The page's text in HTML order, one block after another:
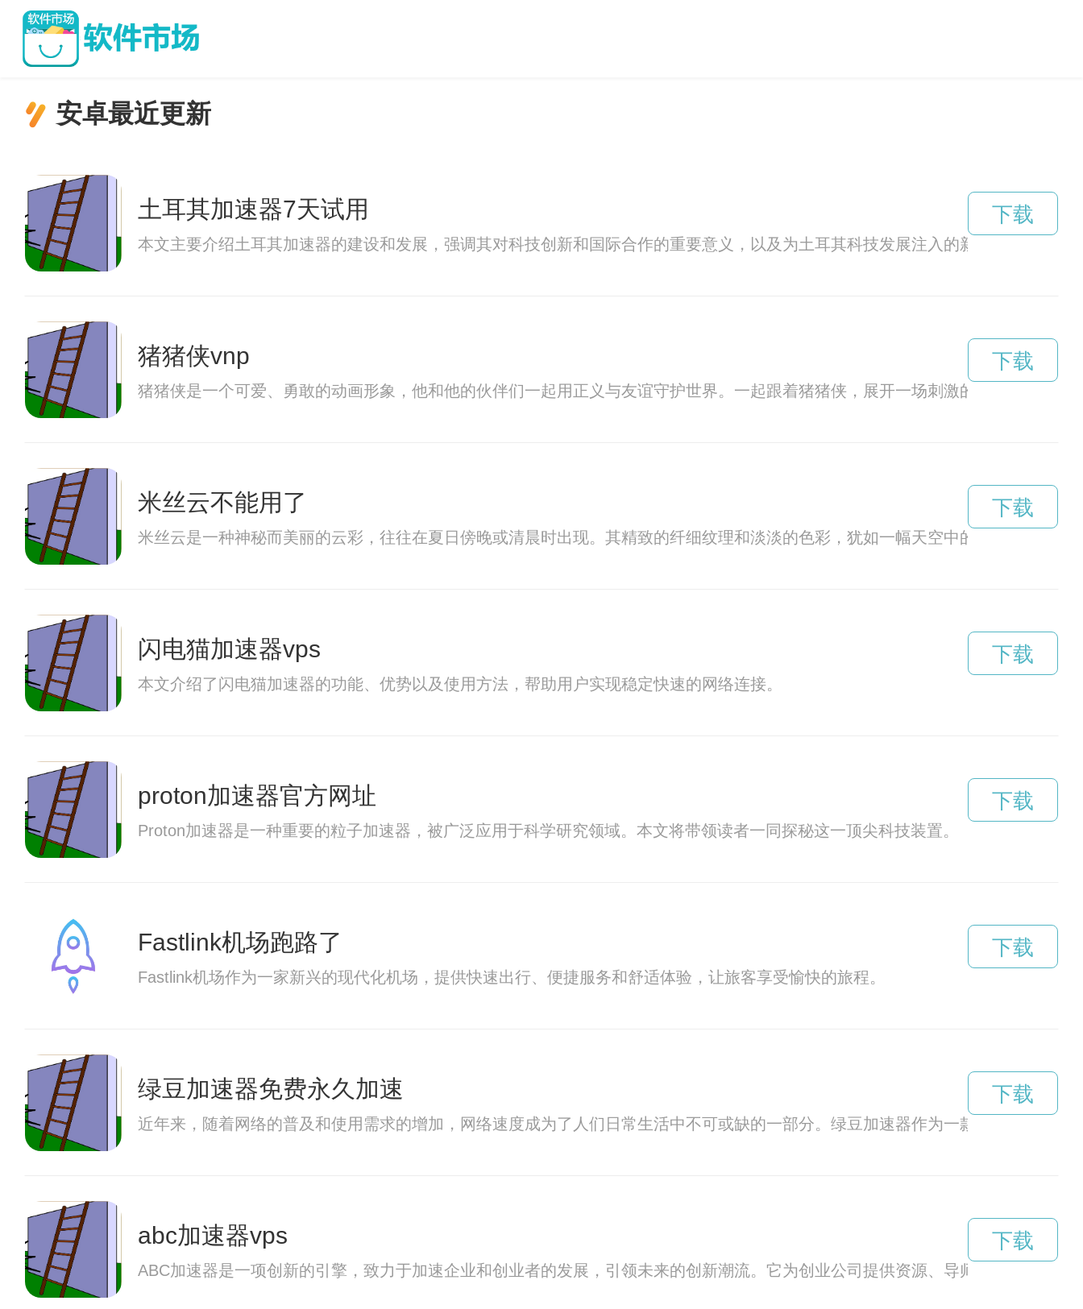
安卓最近更新
土耳其加速器7天试用
本文主要介绍土耳其加速器的建设和发展，强调其对科技创新和国际合作的重要意义，以及为土耳其科技发展注入的新活力。
下载
猪猪侠vnp
猪猪侠是一个可爱、勇敢的动画形象，他和他的伙伴们一起用正义与友谊守护世界。一起跟着猪猪侠，展开一场刺激的冒险吧！
下载
米丝云不能用了
米丝云是一种神秘而美丽的云彩，往往在夏日傍晚或清晨时出现。其精致的纤细纹理和淡淡的色彩，犹如一幅天空中的艺术品，让人
下载
闪电猫加速器vps
本文介绍了闪电猫加速器的功能、优势以及使用方法，帮助用户实现稳定快速的网络连接。
下载
proton加速器官方网址
Proton加速器是一种重要的粒子加速器，被广泛应用于科学研究领域。本文将带领读者一同探秘这一顶尖科技装置。
下载
Fastlink机场跑路了
Fastlink机场作为一家新兴的现代化机场，提供快速出行、便捷服务和舒适体验，让旅客享受愉快的旅程。
下载
绿豆加速器免费永久加速
近年来，随着网络的普及和使用需求的增加，网络速度成为了人们日常生活中不可或缺的一部分。绿豆加速器作为一款科技产品，
下载
abc加速器vps
ABC加速器是一项创新的引擎，致力于加速企业和创业者的发展，引领未来的创新潮流。它为创业公司提供资源、导师和投资机会，
下载